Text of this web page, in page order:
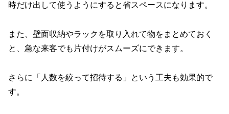
時だけ出して使うようにすると省スペースになります。
また、壁面収納やラックを取り入れて物をまとめておく
と、急な来客でも片付けがスムーズにできます。
さらに「人数を絞って招待する」という工夫も効果的で
す。